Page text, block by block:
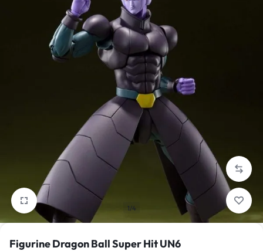
1/4
Figurine Dragon Ball Super Hit UN6